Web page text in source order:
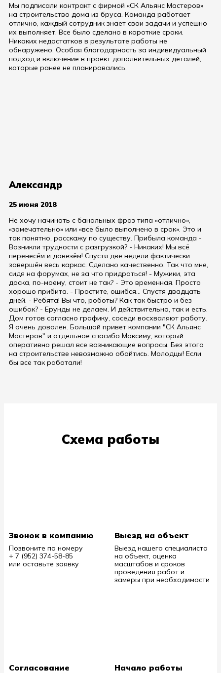
Мы подписали контракт с фирмой «СК Альянс Мастеров»
на строительство дома из бруса. Команда работает
отлично, каждый сотрудник знает свои задачи и успешно
их выполняет. Все было сделано в короткие сроки.
Никаких недостатков в результате работы не
обнаружено. Особая благодарность за индивидуальный
подход и включение в проект дополнительных деталей,
которые ранее не планировались.
Александр
25 июня 2018
Не хочу начинать с банальных фраз типа «отлично»,
«замечательно» или «всё было выполнено в срок». Это и
так понятно, расскажу по существу. Прибыла команда -
Возникли трудности с разгрузкой? - Никаких! Мы всё
перенесём и довезём! Спустя две недели фактически
завершён весь каркас. Сделано качественно. Так что мне,
сидя на форумах, не за что придраться! - Мужики, эта
доска, по-моему, стоит не так? - Это временная. Просто
хорошо прибита. - Простите, ошибся... Спустя двадцать
дней. - Ребята! Вы что, роботы? Как так быстро и без
ошибок? - Ерунды не делаем. И действительно, так и есть.
Дом готов согласно графику, соседи восхваляют работу.
Я очень доволен. Большой привет компании "СК Альянс
Мастеров" и отдельное спасибо Максиму, который
оперативно решал все возникающие вопросы. Без этого
на строительстве невозможно обойтись. Молодцы! Если
бы все так работали!
Схема работы
Звонок в компанию
Позвоните по номеру
+ 7 (952) 374-58-85
или оставьте заявку
Выезд на объект
Выезд нашего специалиста
на объект, оценка
масштабов и сроков
проведения работ и
замеры при необходимости
Согласование Начало работы